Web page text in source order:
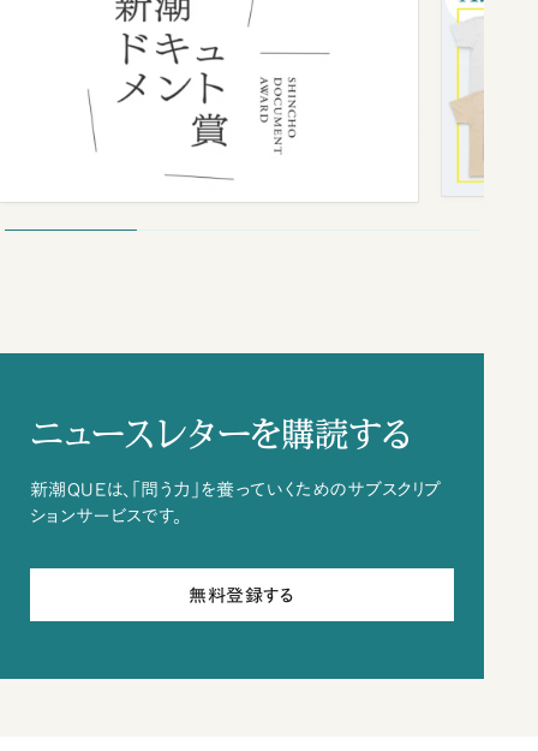
ニュースレターを購読する
新潮QUEは、「問う力」を養っていくためのサブスクリプ
ションサービスです。
無料登録する